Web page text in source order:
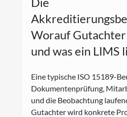
Worauf
und was ein LIMS
Eine typische ISO 15189-
Dokumentenprüfung,
und die Beobachtung
Gutachter wird konkrete